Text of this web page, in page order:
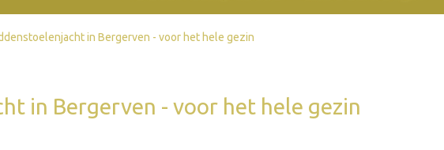
in Bergerven - voor het hele gezin
in Bergerven - voor het hele gezin